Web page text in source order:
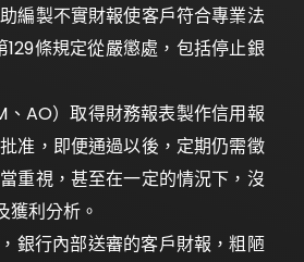
編製不實財報使客戶符合專業法
條規定從嚴懲處，包括停止銀
AO）取得財務報表製作信用報
准，即便通過以後，定期仍需徵
重視，甚至在一定的情況下，沒
獲利分析。
銀行內部送審的客戶財報，粗陋